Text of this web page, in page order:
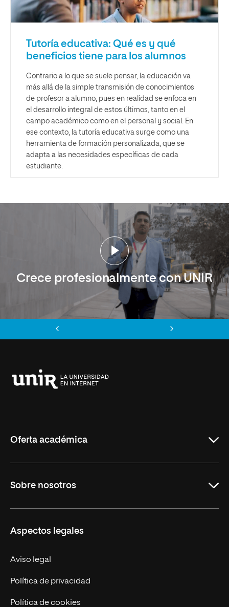
Tutoría educativa: Qué es y qué
beneficios tiene para los alumnos
Contrario a lo que se suele pensar, la educación va
más allá de la simple transmisión de conocimientos
de profesor a alumno, pues en realidad se enfoca en
el desarrollo integral de estos últimos, tanto en el
campo académico como en el personal y social. En
ese contexto, la tutoría educativa surge como una
herramienta de formación personalizada, que se
adapta a las necesidades específicas de cada
estudiante.
Crece profesionalmente con UNIR
Oferta académica
Maestrías
Educación Continua
Sobre nosotros
Trabaja en UNIR
Actualidad UNIR
Contáctanos
Aspectos legales
Aviso legal
Política de privacidad
Política de cookies